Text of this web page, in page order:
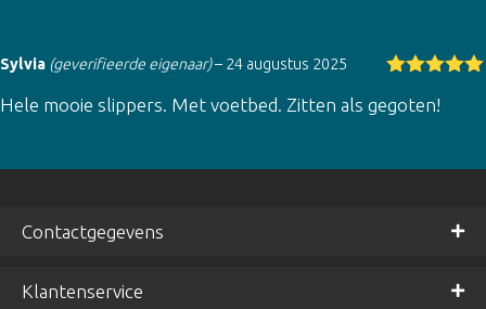
d5uit 5
Sylvia (geverifieerde eigenaar)– 24 augustus 2025
Hele mooie slippers. Met voetbed. Zitten als gegoten!
Contactgegevens
Klantenservice